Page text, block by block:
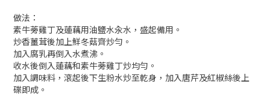
做法：
素牛蒡雞丁及蓮藕用油鹽水汆水，盛起備用。
炒香薑茸後加上鮮冬菇齊炒勻。
加入腐乳再倒入水煮沸。
收水後倒入蓮藕和素牛蒡雞丁炒均勻。
加入調味料，滾起後下生粉水炒至乾身，加入唐芹及紅椒絲後上
碟即成。